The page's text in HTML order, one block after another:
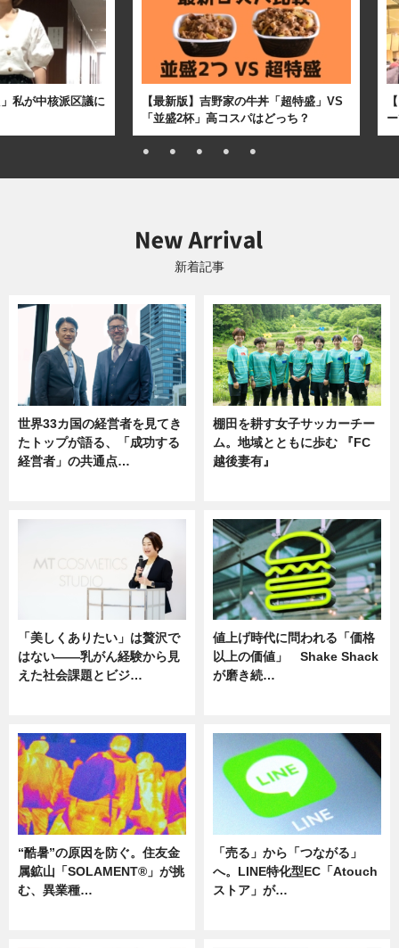
私が中核派区議に
【最新版】吉野家の牛丼「超特盛」VS
「並盛2杯」高コスパはどっち？
新着記事
世界33カ国の経営者を見てき
たトップが語る、「成功する
経営者」の共通点…
棚田を耕す女子サッカーチー
ム。地域とともに歩む 『FC
越後妻有』
「美しくありたい」は贅沢で
はない――乳がん経験から見
えた社会課題とビジ…
値上げ時代に問われる「価格
以上の価値」 Shake Shack
が磨き続…
“酷暑”の原因を防ぐ。住友金
属鉱山「SOLAMENT®」が挑
む、異業種…
「売る」から「つながる」
へ。LINE特化型EC「Atouch
ストア」が…